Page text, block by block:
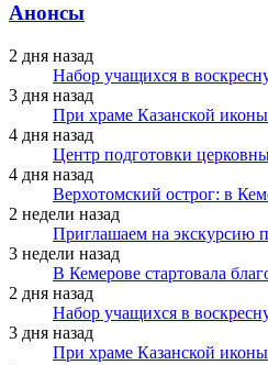
Анонсы
2 дня назад
Набор учащихся в
3 дня назад
При храме Казанской
4 дня назад
Центр подготовки
4 дня назад
Верхотомский острог: в
2 недели назад
Приглашаем на экскурсию
3 недели назад
В Кемерове стартовала
2 дня назад
Набор учащихся в
3 дня назад
При храме Казанской